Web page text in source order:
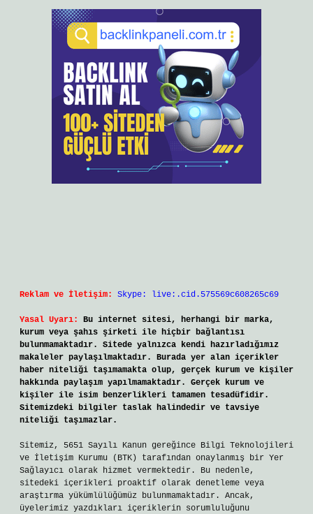
Reklam ve İletişim: Skype: live:.cid.575569c608265c69
Yasal Uyarı:
Bu internet sitesi, herhangi bir marka,
kurum veya şahıs şirketi ile hiçbir bağlantısı
bulunmamaktadır. Sitede yalnızca kendi hazırladığımız
makaleler paylaşılmaktadır. Burada yer alan içerikler
haber niteliği taşımamakta olup, gerçek kurum ve kişiler
hakkında paylaşım yapılmamaktadır. Gerçek kurum ve
kişiler ile isim benzerlikleri tamamen tesadüfidir.
Sitemizdeki bilgiler taslak halindedir ve tavsiye
niteliği taşımazlar.
Sitemiz, 5651 Sayılı Kanun gereğince Bilgi Teknolojileri
ve İletişim Kurumu (BTK) tarafından onaylanmış bir Yer
Sağlayıcı olarak hizmet vermektedir. Bu nedenle,
sitedeki içerikleri proaktif olarak denetleme veya
araştırma yükümlülüğümüz bulunmamaktadır. Ancak,
üyelerimiz yazdıkları içeriklerin sorumluluğunu